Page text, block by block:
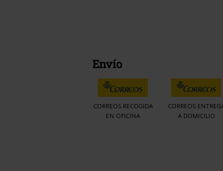
Envío
CORREOS RECOGIDA
EN OFICINA
CORREOS
A DOMICILIO